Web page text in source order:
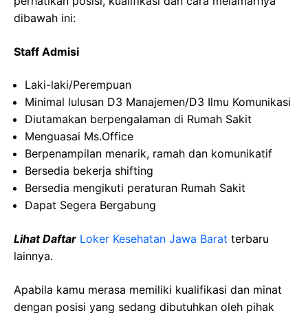
dibawah ini:
Staff Admisi
Laki-laki/Perempuan
Minimal lulusan D3 Manajemen/D3 Ilmu Komunikasi
Diutamakan berpengalaman di Rumah Sakit
Menguasai Ms.Office
Berpenampilan menarik, ramah dan komunikatif
Bersedia bekerja shifting
Bersedia mengikuti peraturan Rumah Sakit
Dapat Segera Bergabung
Lihat Daftar Loker Kesehatan Jawa Barat terbaru
lainnya.
Apabila kamu merasa memiliki kualifikasi dan minat
dengan posisi yang sedang dibutuhkan oleh pihak